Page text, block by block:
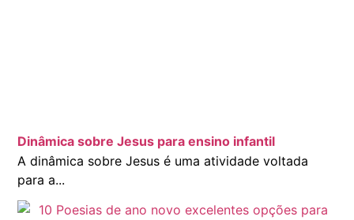
Dinâmica sobre Jesus para ensino infantil
A dinâmica sobre Jesus é uma atividade voltada
para a...